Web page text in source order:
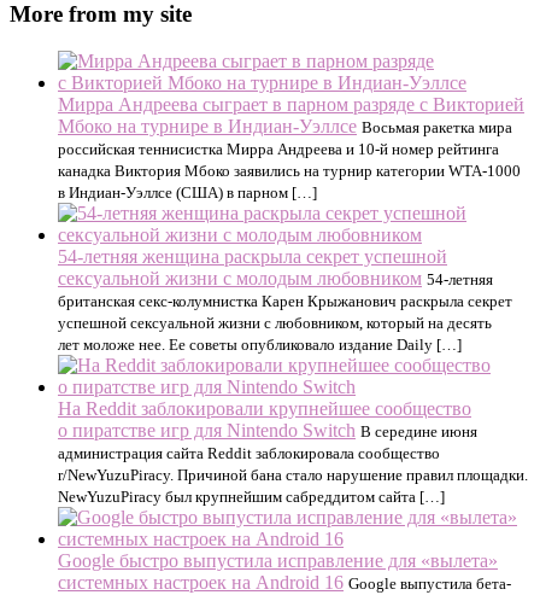
More from my site
Мирра Андреева сыграет в парном разряде с Викторией
Мбоко на турнире в Индиан-Уэллсе Восьмая ракетка мира
российская теннисистка Мирра Андреева и 10-й номер рейтинга
канадка Виктория Мбоко заявились на турнир категории WTA-1000
в Индиан-Уэллсе (США) в парном […]
54-летняя женщина раскрыла секрет успешной
сексуальной жизни с молодым любовником 54-летняя
британская секс-колумнистка Карен Крыжанович раскрыла секрет
успешной сексуальной жизни с любовником, который на десять
лет моложе нее. Ее советы опубликовало издание Daily […]
На Reddit заблокировали крупнейшее сообщество
о пиратстве игр для Nintendo Switch В середине июня
администрация сайта Reddit заблокировала сообщество
r/NewYuzuPiracy. Причиной бана стало нарушение правил площадки.
NewYuzuPiracy был крупнейшим сабреддитом сайта […]
Google быстро выпустила исправление для «вылета»
системных настроек на Android 16 Google выпустила бета-